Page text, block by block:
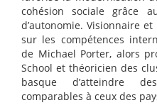
cohésion sociale grâce
d’autonomie. Visionnaire
sur les compétences
de Michael Porter, alors
School et théoricien des
basque d’atteindre
comparables à ceux des